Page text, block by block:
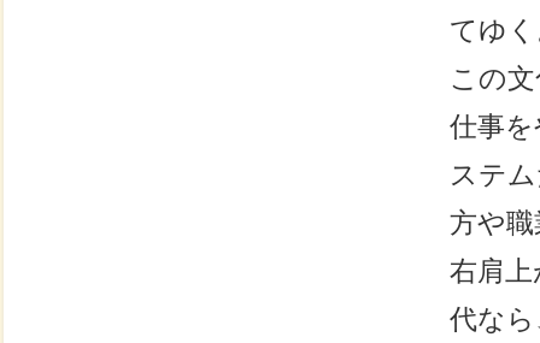
てゆ
この
仕事
ステ
方や
右肩
代な